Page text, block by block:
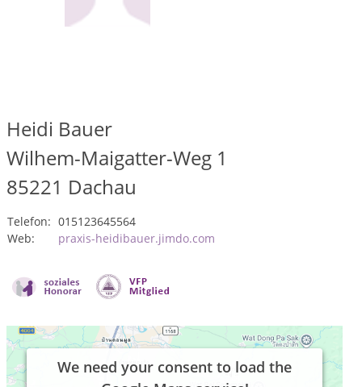
Heidi Bauer
Wilhem-Maigatter-Weg 1
85221 Dachau
Telefon: 015123645564
Web:
praxis-heidibauer.jimdo.com
We need your consent to load the